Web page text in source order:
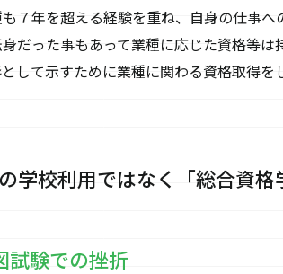
７年を超える経験を重ね、自身の仕事へ
だった事もあって業種に応じた資格等は
して示すために業種に関わる資格取得を
学校利用ではなく「総合資格
試験での挫折